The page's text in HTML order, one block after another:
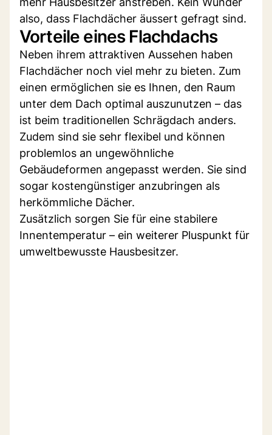
also, dass Flachdächer äussert gefragt sind.
Vorteile eines Flachdachs
Neben ihrem attraktiven Aussehen haben
Flachdächer noch viel mehr zu bieten. Zum
einen ermöglichen sie es Ihnen, den Raum
unter dem Dach optimal auszunutzen – das
ist beim traditionellen Schrägdach anders.
Zudem sind sie sehr flexibel und können
problemlos an ungewöhnliche
Gebäudeformen angepasst werden. Sie sind
sogar kostengünstiger anzubringen als
herkömmliche Dächer.
Zusätzlich sorgen Sie für eine stabilere
Innentemperatur – ein weiterer Pluspunkt für
umweltbewusste Hausbesitzer.